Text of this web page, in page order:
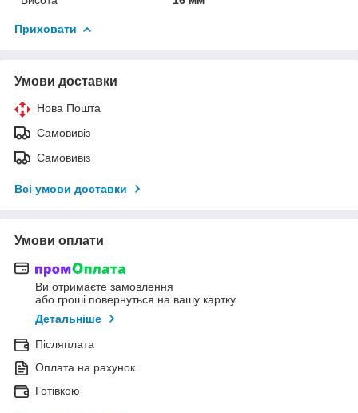
Приховати
Умови доставки
Нова Пошта
Самовивіз
Самовивіз
Всі умови доставки
Умови оплати
Ви отримаєте замовлення
або гроші повернуться на вашу картку
Детальніше
Післяплата
Оплата на рахунок
Готівкою